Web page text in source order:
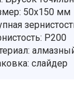
50х150 мм
P200
слайдер